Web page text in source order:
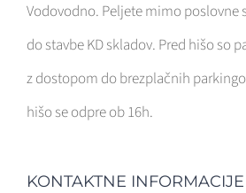
Vodovodno. Peljete mimo poslovne
do stavbe KD skladov. Pred hišo so
z dostopom do brezplačnih
hišo se odpre ob 16h.
KONTAKTNE INFORMACIJE